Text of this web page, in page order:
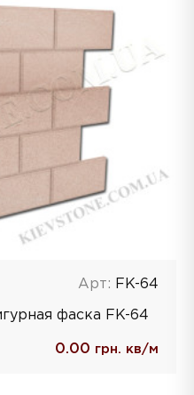
Арт: FK-64
фаска FK-64
0.00 грн. кв/м